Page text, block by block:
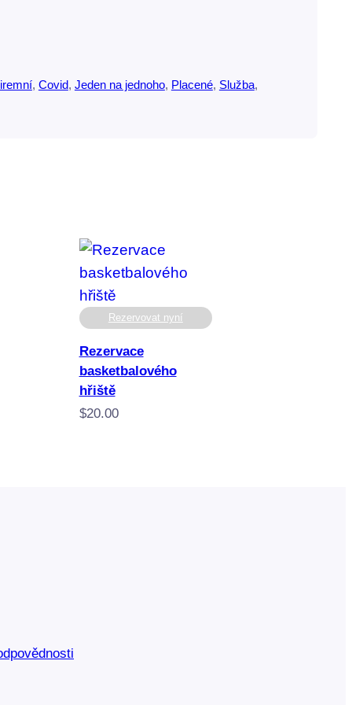
, Covid, Jeden na jednoho, Placené, Služba
Rezervovat nyní
Rezervace
basketbalového
hřiště
$20.00